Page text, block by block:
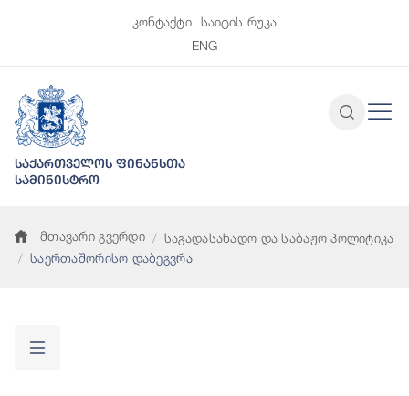
კონტაქტი
საიტის რუკა
ENG
საქართველოს ფინანსთა
სამინისტრო
მთავარი გვერდი
საგადასახადო და საბაჟო პოლიტიკა
საერთაშორისო დაბეგვრა